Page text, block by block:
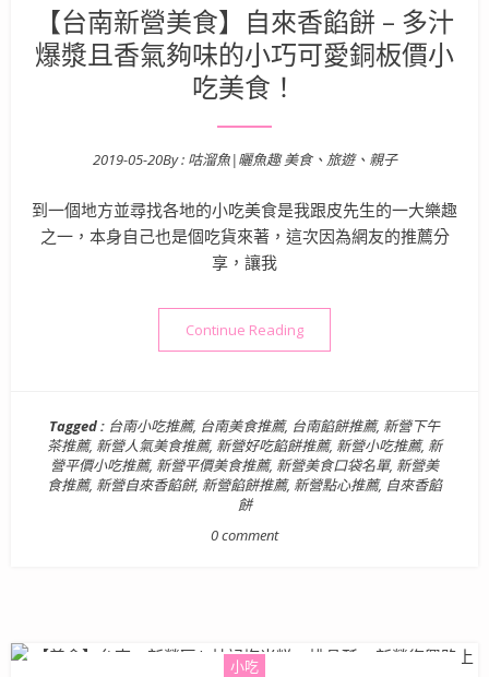
【台南新營美食】自來香餡餅 – 多汁
爆漿且香氣夠味的小巧可愛銅板價小
吃美食！
Posted on
2019-05-20By : 咕溜魚|曬魚趣 美食、旅遊、親子
到一個地方並尋找各地的小吃美食是我跟皮先生的一大樂趣
之一，本身自己也是個吃貨來著，這次因為網友的推薦分
享，讓我
Continue Reading“【台南新營美食】自來香餡
Tagged : 台南小吃推薦, 台南美食推薦, 台南餡餅推薦, 新營下午
茶推薦, 新營人氣美食推薦, 新營好吃餡餅推薦, 新營小吃推薦, 新
營平價小吃推薦, 新營平價美食推薦, 新營美食口袋名單, 新營美
食推薦, 新營自來香餡餅, 新營餡餅推薦, 新營點心推薦, 自來香餡
餅
0 comment
小吃